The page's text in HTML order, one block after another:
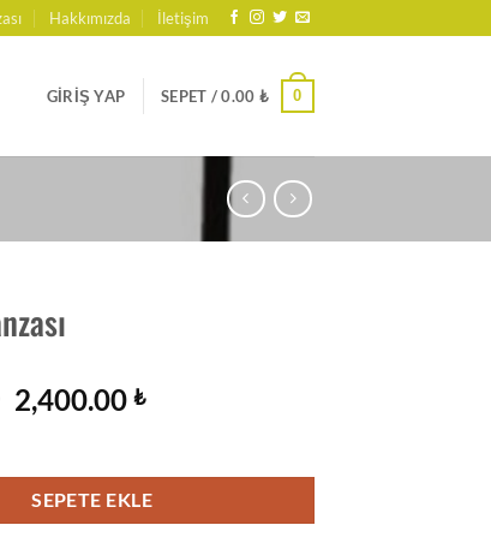
Hakkımızda İletişim
GIRIŞ YAP SEPET /0.00 ₺ 0
Orijinal
fiyat:
2,400.00₺Şu
2,400.00 ₺.
SEPETE EKLE